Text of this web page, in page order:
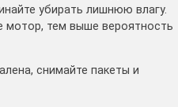
убирать лишнюю влагу.
мотор, тем выше вероятность
снимайте пакеты и